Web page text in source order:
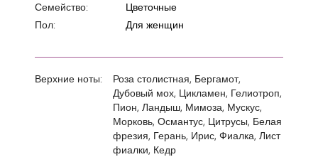
Семейство:
Цветочные
Пол:
Для женщин
Верхние ноты:
Роза столистная, Бергамот,
Дубовый мох, Цикламен, Гелиотроп,
Пион, Ландыш, Мимоза, Мускус,
Морковь, Османтус, Цитрусы, Белая
фрезия, Герань, Ирис, Фиалка, Лист
фиалки, Кедр